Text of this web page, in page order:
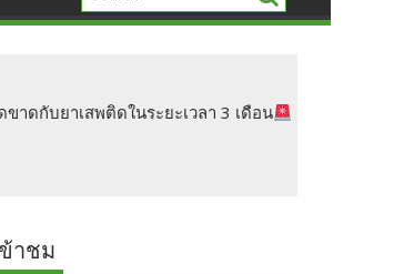
าดกับยาเสพติดในระยะเวลา 3 เดือน
าชม